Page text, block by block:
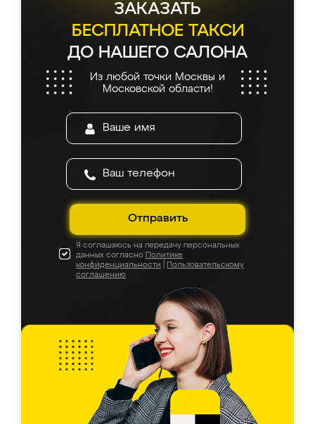
ЗАКАЗАТЬ
БЕСПЛАТНОЕ ТАКСИ
ДО НАШЕГО САЛОНА
Из любой точки Москвы и
Московской области!
Отправить
Я соглашаюсь на передачу персональных
данных согласно Политике
конфиденциальности
Пользовательскому
соглашению